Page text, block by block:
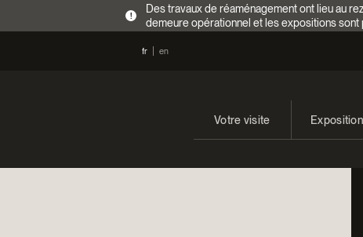
!
Des travaux de réaménagement ont lieu au
demeure opérationnel et les expositions sont
fr en
Votre visite